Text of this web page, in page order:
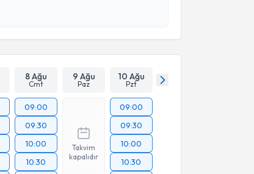
8 Ağu
Cmt
9 Ağu
Paz
10 Ağu
Pzt
09:00
09:30
10:00
10:30
Takvim
kapalıdır
09:00
09:30
10:00
10:30